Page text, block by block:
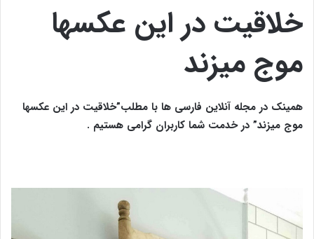
خلاقیت در این عکسها
موج میزند
همینک در مجله آنلاین فارسی ها با مطلب”خلاقیت در این عکسها
موج میزند” در خدمت شما کاربران گرامی هستیم .